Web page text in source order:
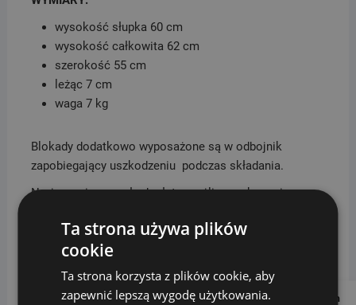
wysokość słupka 60 cm
wysokość całkowita 62 cm
szerokość 55 cm
leżąc 7 cm
waga 7 kg
Blokady dodatkowo wyposażone są w odbojnik
zapobiegający uszkodzeniu podczas składania.
Na życzenie za małą dopłatą możliwe wykonanie
Przy większych zamówieniach bezpłatna zmiana koloru
Follow us on
Ta strona używa plików
cookie
Ta strona korzysta z plików cookie, aby
zapewnić lepszą wygodę użytkowania.